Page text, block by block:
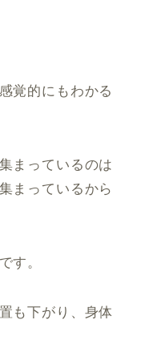
覚的にもわかる
まっているのは
まっているから
す。
も下がり、身体